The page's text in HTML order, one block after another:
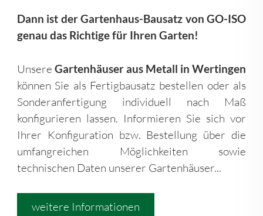
Dann ist der Gartenhaus-Bausatz von GO-ISO
genau das Richtige für Ihren Garten!
Unsere Gartenhäuser aus Metall in Wertingen
können Sie als Fertigbausatz bestellen oder als
Sonderanfertigung individuell nach Maß
konfigurieren lassen. Informieren Sie sich vor
Ihrer Konfiguration bzw. Bestellung über die
umfangreichen Möglichkeiten sowie
technischen Daten unserer Gartenhäuser...
weitere Informationen